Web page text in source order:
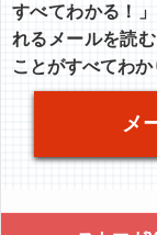
すべてわかる！
れるメールを読
ことがすべてわか
メ